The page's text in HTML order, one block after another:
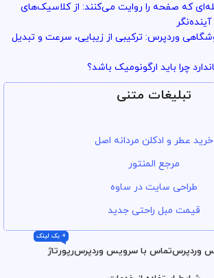
که صفحه را روایت می‌کنند: از کلاسیک‌های
وردپرس: ترکیبی از زیبایی، سرعت و تبدیل
چرا باید ارگونومیک باشد؟
تبلیغات متنی
خرید عطر و ادکلن مردانه اصل
مرجع المنتور
طراحی سایت در ساوه
قیمت مبل راحتی جدید
وردپرستماس با سرویس وردپرسرپورتاژ
+ بک لینک